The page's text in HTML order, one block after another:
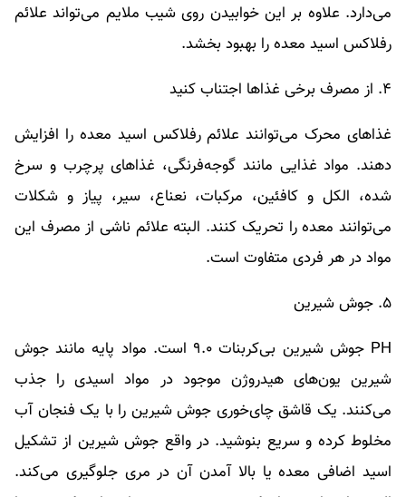
می‌دارد. علاوه بر این خوابیدن روی شیب ملایم می‌تواند علائم
رفلاکس اسید معده را بهبود بخشد.
۴. از مصرف برخی غذاها اجتناب کنید
غذاهای محرک می‌توانند علائم رفلاکس اسید معده را افزایش
دهند. مواد غذایی مانند گوجه‌فرنگی، غذاهای پرچرب و سرخ
شده، الکل و کافئین، مرکبات، نعناع، سیر، پیاز و شکلات
می‌توانند معده را تحریک کنند. البته علائم ناشی از مصرف این
مواد در هر فردی متفاوت است.
۵. جوش شیرین
PH جوش شیرین بی‌کربنات ۹.۰ است. مواد پایه مانند جوش
شیرین یون‌های هیدروژن موجود در مواد اسیدی را جذب
می‌کنند. یک قاشق چای‌خوری جوش شیرین را با یک فنجان آب
مخلوط کرده و سریع بنوشید. در واقع جوش شیرین از تشکیل
اسید اضافی معده یا بالا آمدن آن در مری جلوگیری می‌کند.